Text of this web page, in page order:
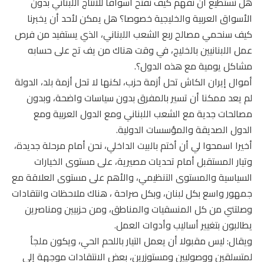
الأسواق العربية والخليجية خصوصا؟ هل يمكن لأحد أن يخبرنا
كيف سنحمي مصالح ربع الشعب اللبناني، الذي يستفيد من فرص
عمل اللبنانيين بالخليج، في وقت هناك من يف تح على حسابه
مشاكل يومية مع هذه الدول؟.
أموال إيران الكاش تحل أزمة حزب، لكنها لا تحل أزمة بلد، الدولة
لم يعد ممكنا أن تسير بالمفرق بدون سياسات واضحة، وبدون
مصالحات جدية مع الشعب اللبناني ومع الدول العربية ومع
الدول الصديقة والمؤسسات الدولية.
أخيرا اسمحوا لي أن أختم بالبيت الداخلي، نحن أمام مرحلة جديدة،
وتيار المستقبل أمام تحديات مصيرية، على مستوى الخيارات
السياسية والمستوى التنظيمي، والأهم على مستوى العلاقة مع
جمهور واسع بكل لبنان، وبكل صراحة ، هناك ملاحظات وانتقادات
وصلتني من كل المنسقيات والمناطق، ومن حزبيين ومناصرين
يطالبون بتغيير أساليب وأدوات العمل.
ويقال: ليس مقبولا أن يعمل التيار باللحم الحي، ويكون ملجأ
لمتسلقين ووصوليين ومستوزرين، بعض الانتقادات موجهة إلي